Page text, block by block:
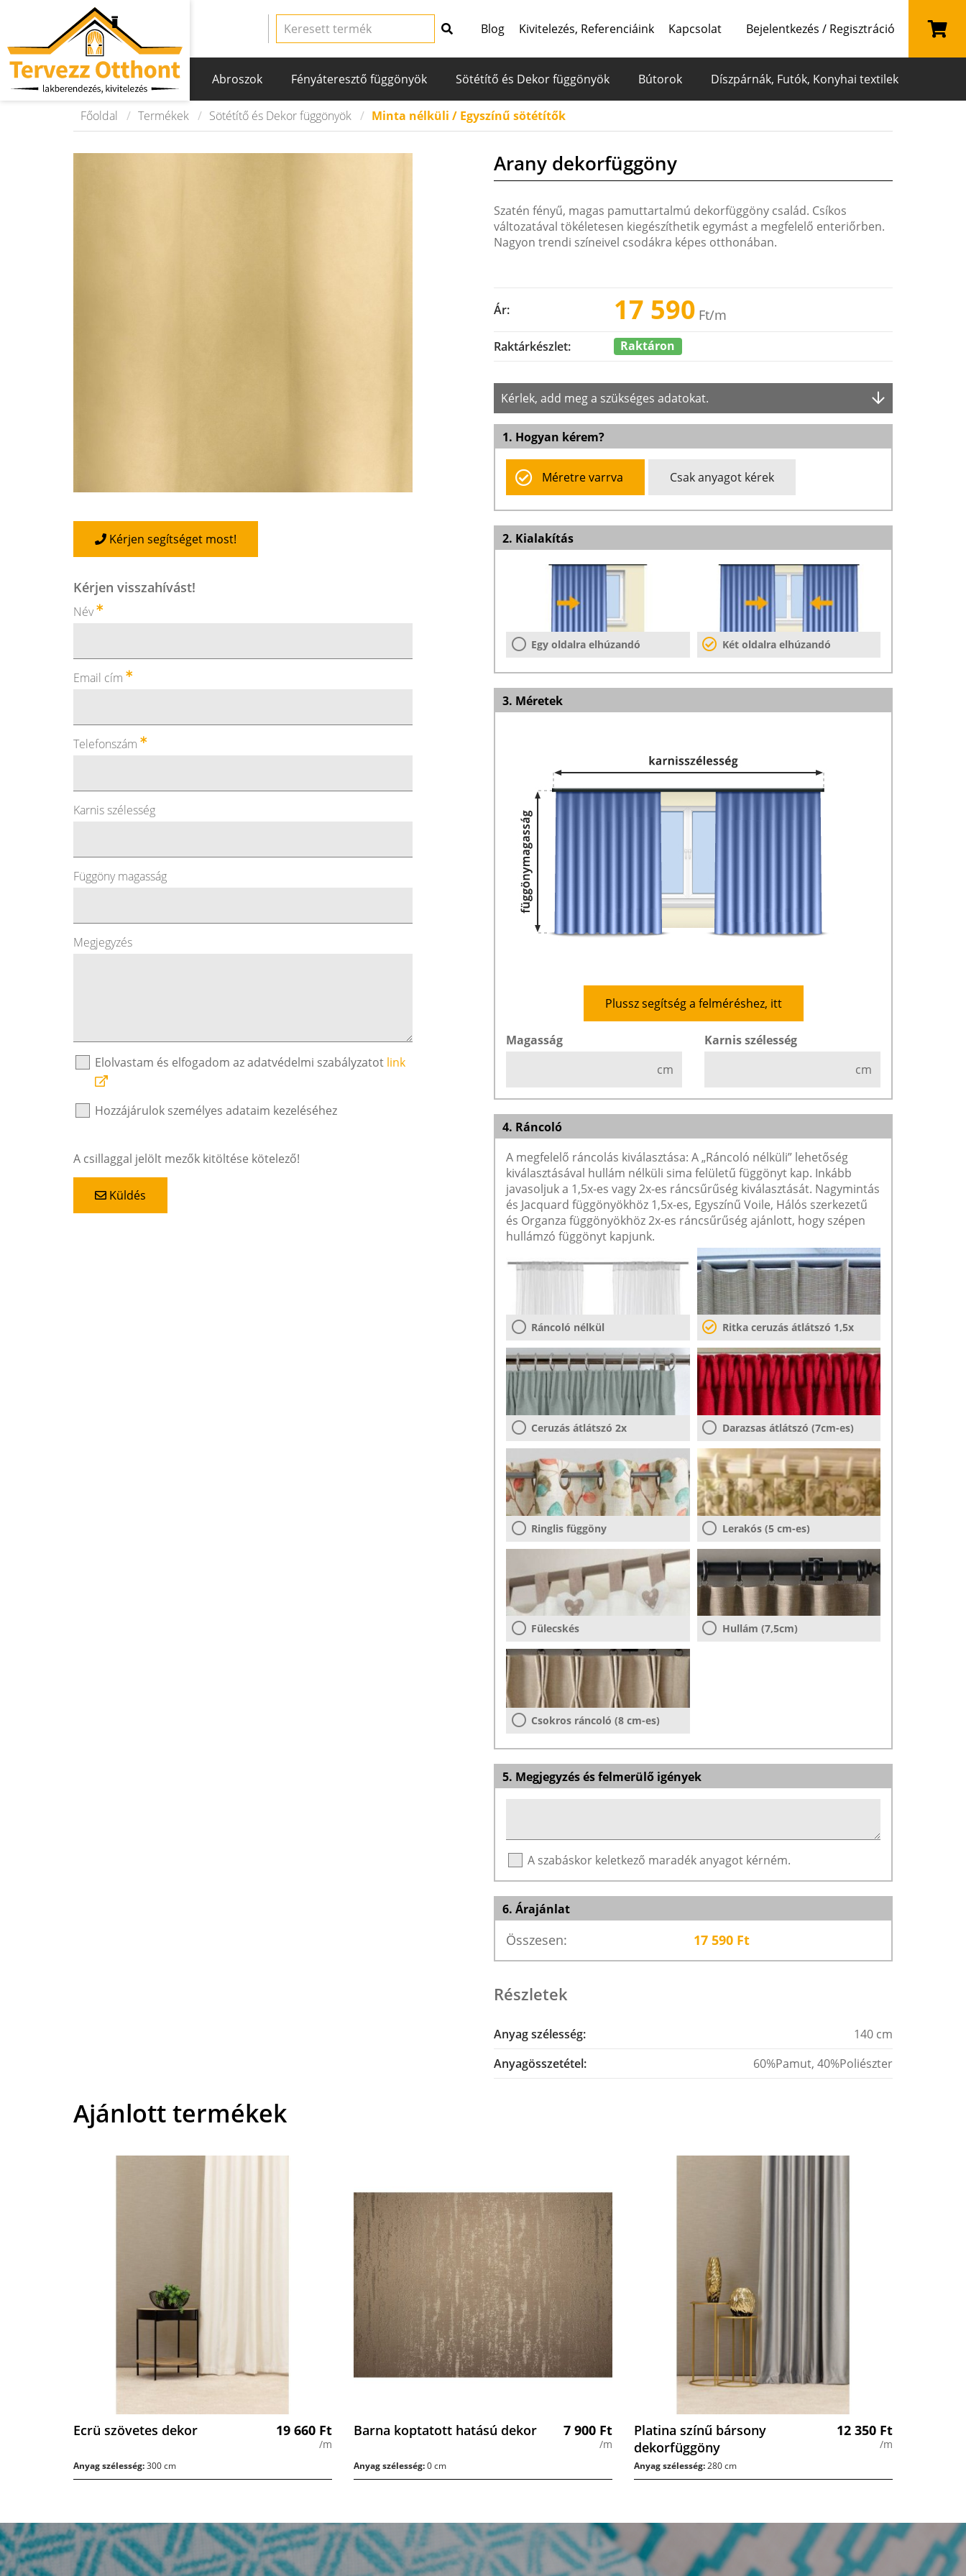
Blog Kivitelezés, Referenciáink Kapcsolat Bejelentkezés / Regisztráció
Abroszok Fényáteresztő függönyök Sötétítő és Dekor függönyök Bútorok Díszpárnák, Futók, Konyhai textilek
Főoldal Termékek Sötétítő és Dekor függönyök Minta nélküli / Egyszínű sötétítők
Kérjen segítséget most!
Kérjen visszahívást!
Név
Email cím
Telefonszám
Karnis szélesség
Függöny magasság
Megjegyzés
Elolvastam és elfogadom az adatvédelmi szabályzatot link
Hozzájárulok személyes adataim kezeléséhez
A csillaggal jelölt mezők kitöltése kötelező!
Küldés
Arany dekorfüggöny
Szatén fényű, magas pamuttartalmú dekorfüggöny család. Csíkos
változatával tökéletesen kiegészíthetik egymást a megfelelő enteriőrben.
Nagyon trendi színeivel csodákra képes otthonában.
Ár: 17 590 Ft/m
Raktárkészlet: Raktáron
Kérlek, add meg a szükséges adatokat.
1. Hogyan kérem?
Méretre varrva Csak anyagot kérek
2. Kialakítás
Egy oldalra elhúzandó Két oldalra elhúzandó
3. Méretek
Plussz segítség a felméréshez, itt
Magasság
cm
Karnis szélesség
cm
4. Ráncoló
A megfelelő ráncolás kiválasztása: A „Ráncoló nélküli” lehetőség
kiválasztásával hullám nélküli sima felületű függönyt kap. Inkább
javasoljuk a 1,5x-es vagy 2x-es ráncsűrűség kiválasztását. Nagymintás
és Jacquard függönyökhöz 1,5x-es, Egyszínű Voile, Hálós szerkezetű
és Organza függönyökhöz 2x-es ráncsűrűség ajánlott, hogy szépen
hullámzó függönyt kapjunk.
Ráncoló nélkül Ritka ceruzás átlátszó 1,5x
Ceruzás átlátszó 2x Darazsas átlátszó (7cm-es)
Ringlis függöny Lerakós (5 cm-es)
Fülecskés Hullám (7,5cm)
Csokros ráncoló (8 cm-es)
5. Megjegyzés és felmerülő igények
A szabáskor keletkező maradék anyagot kérném.
6. Árajánlat
Összesen: 17 590Ft
Részletek
Anyag szélesség:
140 cm
Anyagösszetétel:
60%Pamut, 40%Poliészter
Ajánlott termékek
Ecrü szövetes dekor 19 660 Ft
/m
Anyag szélesség:300 cm
Barna koptatott hatású dekor 7 900 Ft
/m
Anyag szélesség:0 cm
Platina színű bársony
dekorfüggöny
12 350 Ft
/m
Anyag szélesség:280 cm